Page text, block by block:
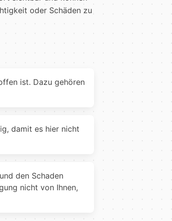
oder Schäden zu
ist. Dazu gehören
damit es hier nicht
den Schaden
nicht von Ihnen,